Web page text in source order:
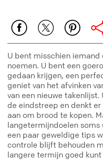
U bent misschien
noemen. U bent een
gedaan krijgen, een
geniet van het afvinken
van een nieuwe
de eindstreep en denkt
aan om brood te kopen.
langetermijndoelen soms
een paar geweldige tips
controle blijft behouden
langere termijn goed